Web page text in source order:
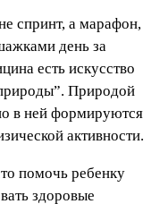
спринт, а марафон,
день за
есть искусство
Природой
в ней формируются
активности.
помочь ребенку
здоровые